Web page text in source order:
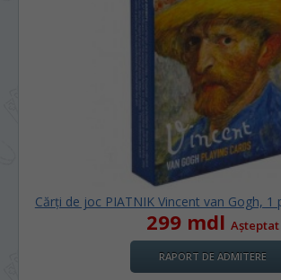
Cărți de joc PIATNIK Vincent van Gogh, 1
299 mdlAșteptat
RAPORT DE ADMITERE